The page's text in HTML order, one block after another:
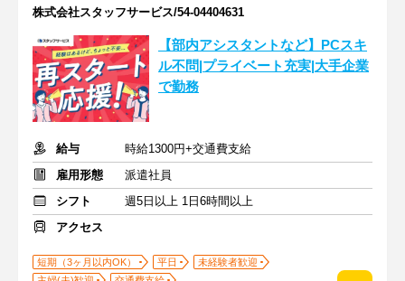
株式会社スタッフサービス/54-04404631
【部内アシスタントなど】PCスキ
ル不問|プライベート充実|大手企業
で勤務
給与
時給1300円+交通費支給
雇用形態
派遣社員
シフト
週5日以上 1日6時間以上
アクセス
短期（3ヶ月以内OK） 平日
未経験者歓迎